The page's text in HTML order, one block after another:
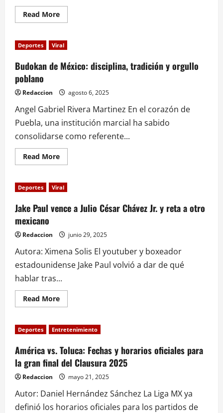
Read MoreRead
more
hábitos
que
saludables
pero
corazón
Deportes Viral
Budokan de México: disciplina, tradición y orgullo
poblano
Redaccion agosto 6, 2025
Angel Gabriel Rivera Martinez En el corazón de
Puebla, una institución marcial ha sabido
consolidarse como referente...
Read MoreRead
more
de
México:
tradición
y
Deportes Viral
Jake Paul vence a Julio César Chávez Jr. y reta a otro
mexicano
Redaccion junio 29, 2025
Autora: Ximena Solis El youtuber y boxeador
estadounidense Jake Paul volvió a dar de qué
hablar tras...
Read MoreRead
more
Paul
vence
Julio
César
Chávez
Jr.
y
reta
a
otro
mexicano
Deportes Entretenimiento
América vs. Toluca: Fechas y horarios oficiales para
la gran final del Clausura 2025
Redaccion mayo 21, 2025
Autor: Daniel Hernández Sánchez La Liga MX ya
definió los horarios oficiales para los partidos de